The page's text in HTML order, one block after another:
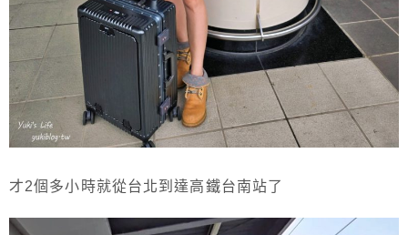
才2個多小時就從台北到達高鐵台南站了